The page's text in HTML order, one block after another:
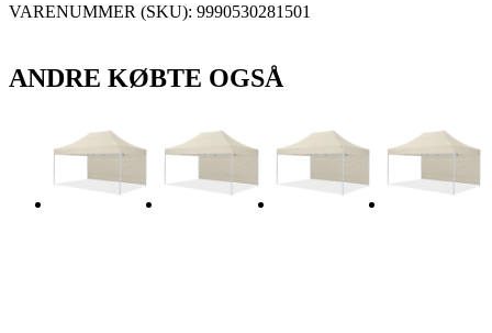
VARENUMMER (SKU): 9990530281501
ANDRE KØBTE OGSÅ